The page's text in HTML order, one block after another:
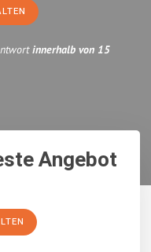
innerhalb von 15
Angebot